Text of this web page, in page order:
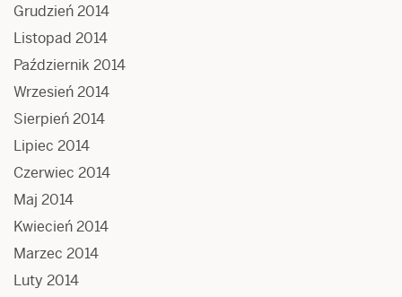
Grudzień 2014
Listopad 2014
Październik 2014
Wrzesień 2014
Sierpień 2014
Lipiec 2014
Czerwiec 2014
Maj 2014
Kwiecień 2014
Marzec 2014
Luty 2014